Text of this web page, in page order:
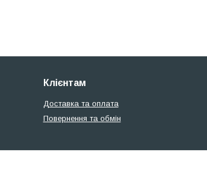
Клієнтам
Доставка та оплата
Повернення та обмін